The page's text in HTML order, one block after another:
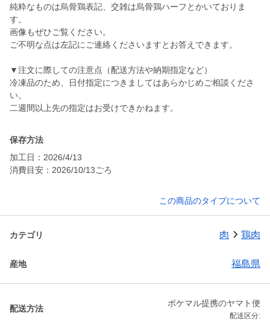
純粋なものは烏骨鶏表記、交雑は烏骨鶏ハーフとかいておりま
す。
画像もぜひご覧ください。
ご不明な点は左記にご連絡くださいますとお答えできます。
▼注文に際しての注意点（配送方法や納期指定など）
冷凍品のため、日付指定につきましてはあらかじめご相談くださ
い。
二週間以上先の指定はお受けできかねます。
保存方法
加工日：2026/4/13
消費目安：2026/10/13ごろ
この商品のタイプについて
カテゴリ 肉 鶏肉
産地 福島県
配送方法
ポケマル提携のヤマト便
配送区分: